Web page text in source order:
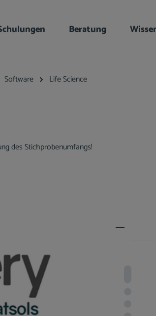
Beratung
Software Life Science
des Stichprobenumfangs!